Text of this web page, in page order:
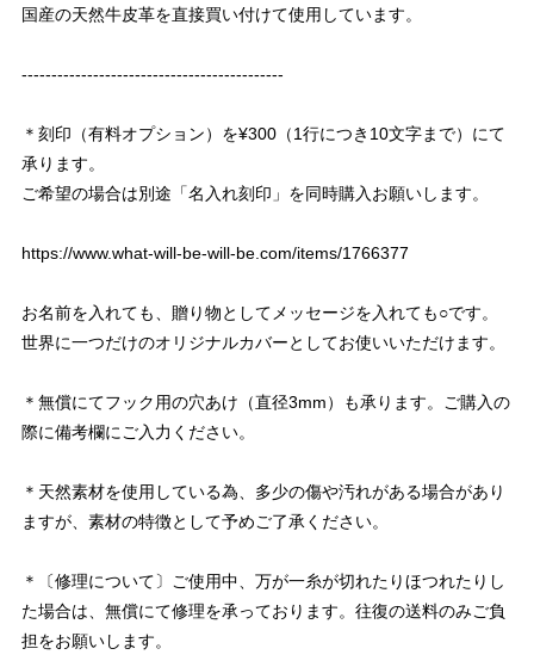
国産の天然牛皮革を直接買い付けて使用しています。
--------------------------------------------
＊刻印（有料オプション）を¥300（1行につき10文字まで）にて
承ります。
ご希望の場合は別途「名入れ刻印」を同時購入お願いします。
https://www.what-will-be-will-be.com/items/1766377
お名前を入れても、贈り物としてメッセージを入れても○です。
世界に一つだけのオリジナルカバーとしてお使いいただけます。
＊無償にてフック用の穴あけ（直径3mm）も承ります。ご購入の
際に備考欄にご入力ください。
＊天然素材を使用している為、多少の傷や汚れがある場合があり
ますが、素材の特徴として予めご了承ください。
＊〔修理について〕ご使用中、万が一糸が切れたりほつれたりし
た場合は、無償にて修理を承っております。往復の送料のみご負
担をお願いします。